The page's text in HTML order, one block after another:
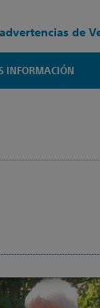
de
INFORMACIÓN